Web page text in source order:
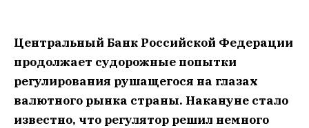
Центральный Банк Российской Федерации
продолжает судорожные попытки
регулирования рушащегося на глазах
валютного рынка страны. Накануне стало
известно, что регулятор решил немного